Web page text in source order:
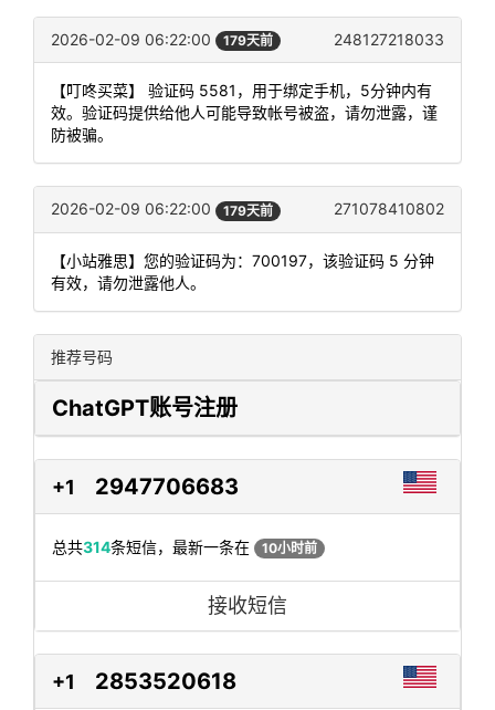
2026-02-09 06:22:00 179天前 248127218033
【叮咚买菜】 验证码 5581，用于绑定手机，5分钟内有
效。验证码提供给他人可能导致帐号被盗，请勿泄露，谨
防被骗。
2026-02-09 06:22:00 179天前 271078410802
【小站雅思】您的验证码为：700197，该验证码 5 分钟
有效，请勿泄露他人。
推荐号码
ChatGPT账号注册
+1 2947706683
总共314条短信，最新一条在 10小时前
接收短信
+1 2853520618